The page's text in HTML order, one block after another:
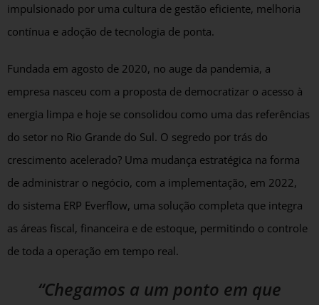
impulsionado por uma cultura de gestão eficiente, melhoria
contínua e adoção de tecnologia de ponta.
Fundada em agosto de 2020, no auge da pandemia, a
empresa nasceu com a proposta de democratizar o acesso à
energia limpa e hoje se consolidou como uma das referências
do setor no Rio Grande do Sul. O segredo por trás do
crescimento acelerado? Uma mudança estratégica na forma
de administrar o negócio, com a implementação, em 2022,
do sistema ERP Everflow, uma solução completa que integra
as áreas fiscal, financeira e de estoque, permitindo o controle
de toda a operação em tempo real.
“Chegamos a um ponto em que